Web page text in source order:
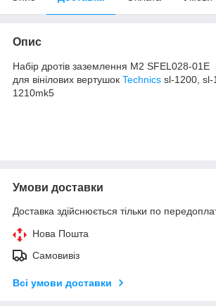
Опис
Набір дротів заземлення M2 SFEL028-
для вінілових вертушок Technics sl-1200, sl-
1210mk5
Умови доставки
Доставка здійснюється тільки по
Нова Пошта
Самовивіз
Всі умови доставки